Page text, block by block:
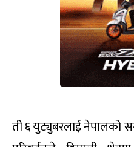
ती ६ युट्युबरलाई नेपालको